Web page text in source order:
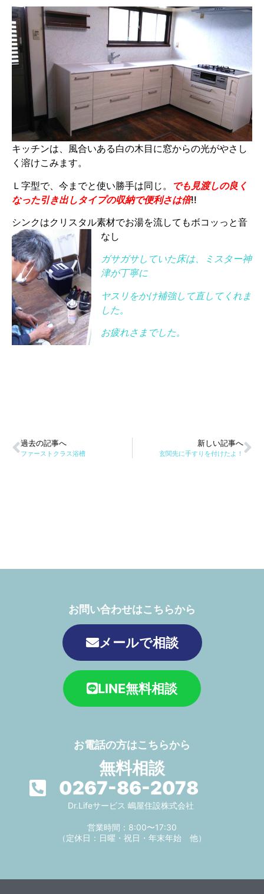
キッチンは、風合いある白の木目に窓からの光がやさし
く溶けこみます。
Ｌ字型で、今までと使い勝手は同じ。
でも見渡しの良く
なった引き出しタイプの収納で便利さは倍!!
シンクはクリスタル素材でお湯を流してもボコッっと音
なし
ガサガサしていた床は、ミスター神
津が丁寧に
ヤスリをかけ補強して直してくれま
した。
お疲れさまでした。
過去の記事へ
ファーストクラス浴槽
新しい記事へ
玄関先に手すりを付けたよ！
お問い合わせはこちらから
メールで相談
LINE無料相談
お電話の方はこちらから
無料相談
0267-86-2078
Dr.Lifeサービス 嶋屋住設株式会社
営業時間：8:00〜17:30
（定休日：日曜・祝日・年末年始 他）